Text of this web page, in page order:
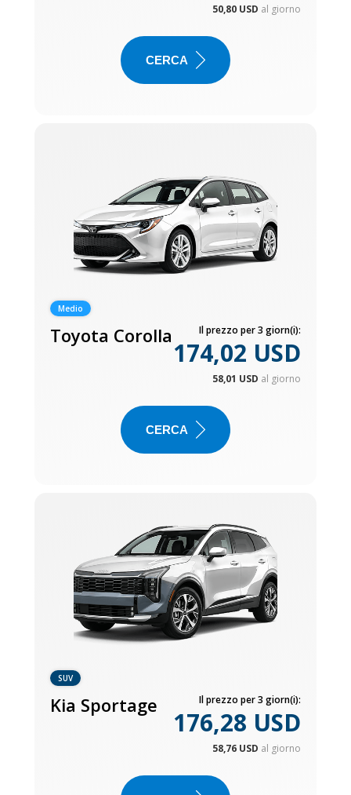
50,80 USD al giorno
CERCA
Medio
Toyota Corolla Il prezzo per 3 giorn(i):
174,02 USD
58,01 USD al giorno
CERCA
SUV
Kia Sportage Il prezzo per 3 giorn(i):
176,28 USD
58,76 USD al giorno